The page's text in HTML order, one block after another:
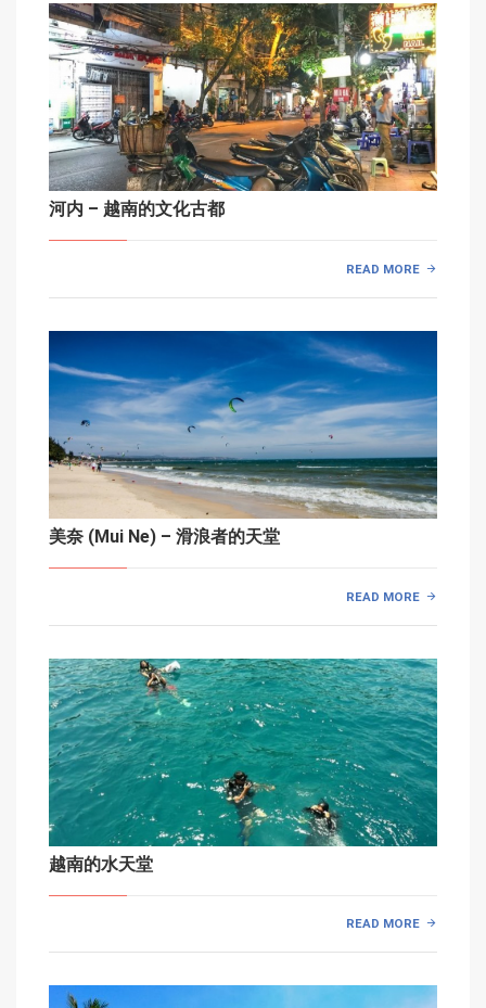
河内 – 越南的文化古都
READ MORE
美奈 (Mui Ne) – 滑浪者的天堂
READ MORE
越南的水天堂
READ MORE